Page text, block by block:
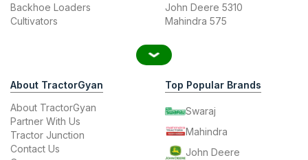
Backhoe Loaders
Cultivators
John Deere 5310
Mahindra 575
About TractorGyan
About TractorGyan
Partner With Us
Tractor Junction
Contact Us
Top Popular Brands
Swaraj
Mahindra
John Deere